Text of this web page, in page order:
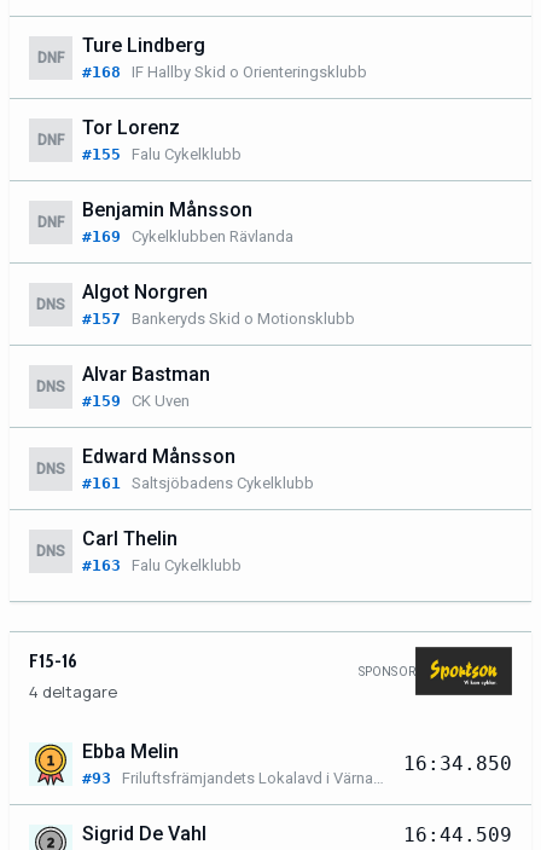
DNF
Ture Lindberg
#168 IF Hallby Skid o Orienteringsklubb
DNF
Tor Lorenz
#155 Falu Cykelklubb
DNF
Benjamin Månsson
#169 Cykelklubben Rävlanda
DNS
Algot Norgren
#157 Bankeryds Skid o Motionsklubb
DNS
Alvar Bastman
#159 CK Uven
DNS
Edward Månsson
#161 Saltsjöbadens Cykelklubb
DNS
Carl Thelin
#163 Falu Cykelklubb
F15-16
4 deltagare
SPONSOR
Ebba Melin
#93 Friluftsfrämjandets Lokalavd i Värnamo
16:34.850
Sigrid De Vahl 16:44.509